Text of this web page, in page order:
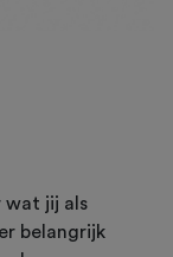
wat jij als
belangrijk